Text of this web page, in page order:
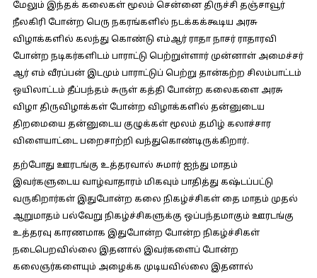
மேலும் இந்தக் கலைகள் மூலம் சென்னை திருச்சி தஞ்சாவூர்
நீலகிரி போன்ற பெரு நகரங்களில் நடக்கக்கூடிய அரசு
விழாக்களில் கலந்து கொண்டு எம்ஆர் ராதா நாசர் ராதாரவி
போன்ற நடிகர்களிடம் பாராட்டு பெற்றுள்ளார் முன்னாள் அமைச்சர்
ஆர் எம் வீரப்பன் இடமும் பாராட்டுப் பெற்று தான்கற்ற சிலம்பாட்டம்
ஒயிலாட்டம் தீப்பந்தம் சுருள் கத்தி போன்ற கலைகளை அரசு
விழா திருவிழாக்கள் போன்ற விழாக்களில் தன்னுடைய
திறமையை தன்னுடைய குழுக்கள் மூலம் தமிழ் கலாச்சார
விளையாட்டை பறைசாற்றி வந்துகொண்டிருக்கிறார்.
தற்போது ஊரடங்கு உத்தரவால் சுமார் ஐந்து மாதம்
இவர்களுடைய வாழ்வாதாரம் மிகவும் பாதித்து கஷ்டப்பட்டு
வருகிறார்கள் இதுபோன்ற கலை நிகழ்ச்சிகள் தை மாதம் முதல்
ஆறுமாதம் பல்வேறு நிகழ்ச்சிகளுக்கு ஒப்பந்தமாகும் ஊரடங்கு
உத்தரவு காரணமாக இதுபோன்ற போன்ற நிகழ்ச்சிகள்
நடைபெறவில்லை இதனால் இவர்களைப் போன்ற
கலைஞர்களையும் அழைக்க முடியவில்லை இதனால்